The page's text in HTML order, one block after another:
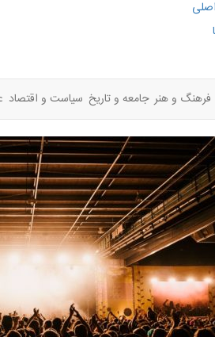
فرهنگ و هنر جامعه و تاریخ سیاست و اقتصاد